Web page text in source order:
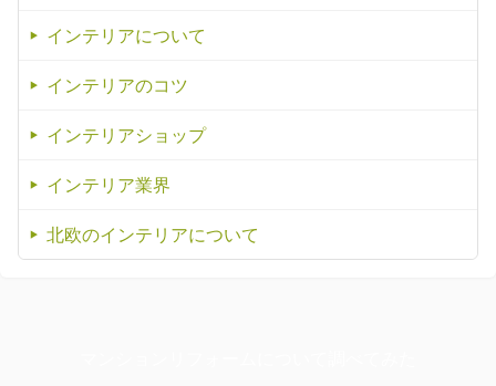
インテリアについて
インテリアのコツ
インテリアショップ
インテリア業界
北欧のインテリアについて